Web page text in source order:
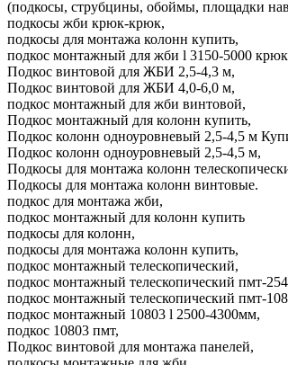
(подкосы, струбцины, обоймы, площадки
подкосы жби крюк-крюк,
подкосы для монтажа колонн купить,
подкос монтажный для жби l 3150-5000
Подкос винтовой для ЖБИ 2,5-4,3 м,
Подкос винтовой для ЖБИ 4,0-6,0 м,
подкос монтажный для жби винтовой,
Подкос монтажный для колонн купить,
Подкос колонн одноуровневый 2,5-4,5 м
Подкос колонн одноуровневый 2,5-4,5 м,
Подкосы для монтажа колонн
Подкосы для монтажа колонн винтовые.
подкос для монтажа жби,
подкос монтажный для колонн купить
подкосы для колонн,
подкосы для монтажа колонн купить,
подкос монтажный телескопический,
подкос монтажный телескопический пмт-
подкос монтажный телескопический пмт-
подкос монтажный 10803 l 2500-4300мм,
подкос 10803 пмт,
Подкос винтовой для монтажа панелей,